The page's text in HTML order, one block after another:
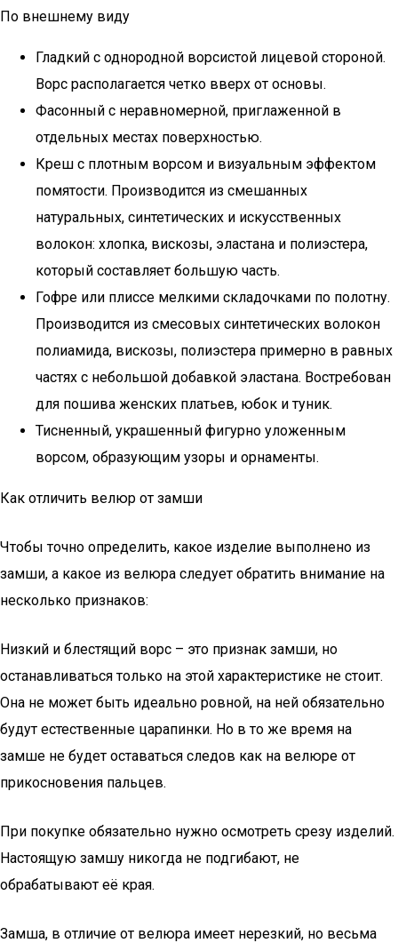
По внешнему виду
Гладкий с однородной ворсистой лицевой стороной.
Ворс располагается четко вверх от основы.
Фасонный с неравномерной, приглаженной в
отдельных местах поверхностью.
Креш с плотным ворсом и визуальным эффектом
помятости. Производится из смешанных
натуральных, синтетических и искусственных
волокон: хлопка, вискозы, эластана и полиэстера,
который составляет большую часть.
Гофре или плиссе мелкими складочками по полотну.
Производится из смесовых синтетических волокон
полиамида, вискозы, полиэстера примерно в равных
частях с небольшой добавкой эластана. Востребован
для пошива женских платьев, юбок и туник.
Тисненный, украшенный фигурно уложенным
ворсом, образующим узоры и орнаменты.
Как отличить велюр от замши
Чтобы точно определить, какое изделие выполнено из
замши, а какое из велюра следует обратить внимание на
несколько признаков:
Низкий и блестящий ворс – это признак замши, но
останавливаться только на этой характеристике не стоит.
Она не может быть идеально ровной, на ней обязательно
будут естественные царапинки. Но в то же время на
замше не будет оставаться следов как на велюре от
прикосновения пальцев.
При покупке обязательно нужно осмотреть срезу изделий.
Настоящую замшу никогда не подгибают, не
обрабатывают её края.
Замша, в отличие от велюра имеет нерезкий, но весьма